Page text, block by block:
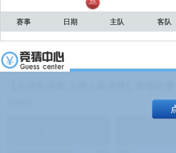
赛事 日期 主队 客队